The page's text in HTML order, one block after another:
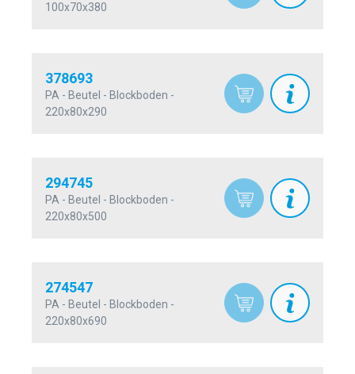
100x70x380
378693
PA - Beutel - Blockboden -
220x80x290
294745
PA - Beutel - Blockboden -
220x80x500
274547
PA - Beutel - Blockboden -
220x80x690